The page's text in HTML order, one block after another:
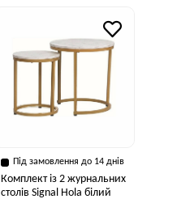
Під замовлення до 14 днів
Комплект із 2 журнальних
столів Signal Hola білий